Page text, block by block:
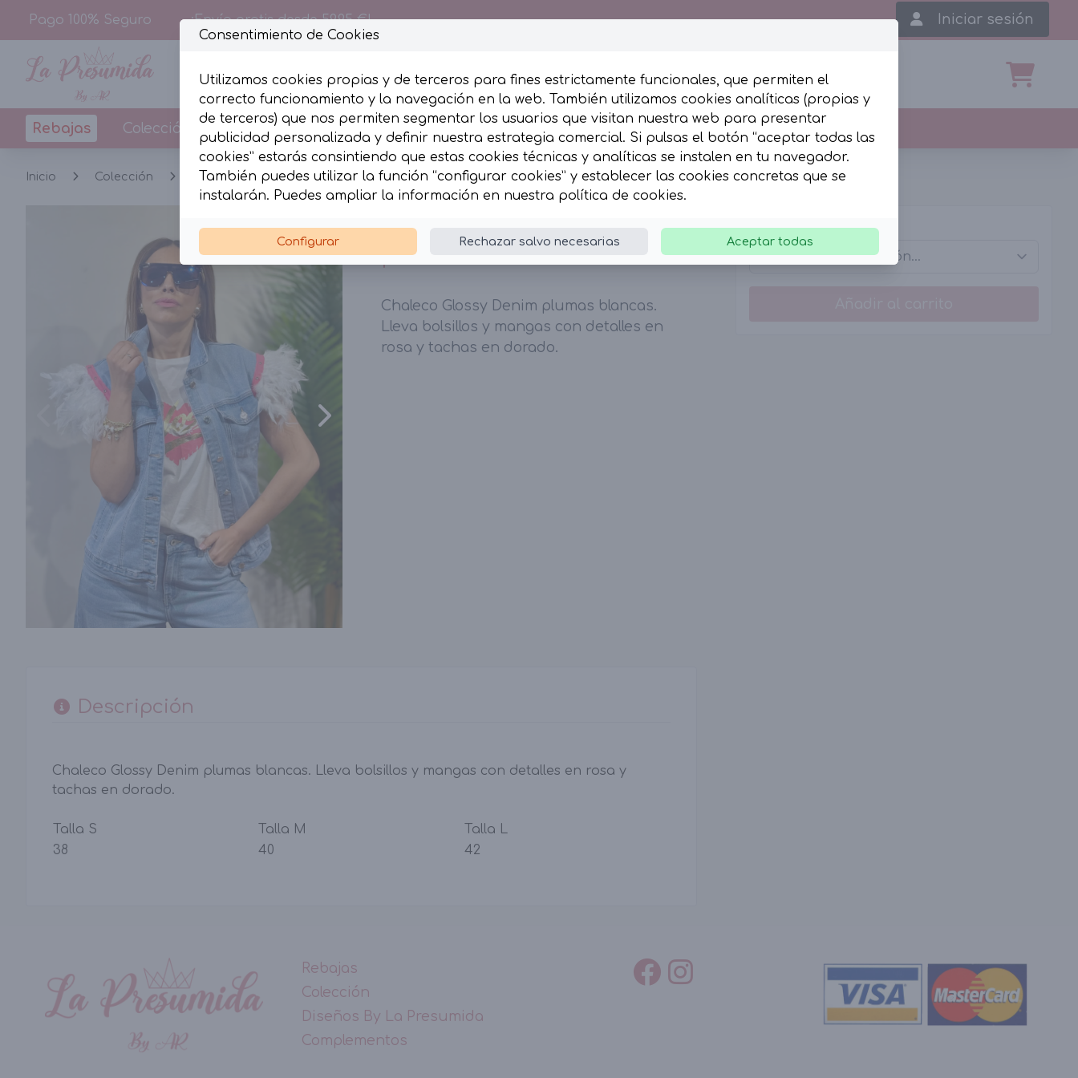
Pago 100% Seguro ¡Envío gratis desde 59,95 €! Iniciar sesión
Rebajas Colección Diseños By La Presumida Complementos
Inicio Colección Chalecos Chaleco Glossy Denim plumas
Chaleco Glossy Denim
plumas
Chaleco Glossy Denim plumas blancas.
Lleva bolsillos y mangas con detalles en
rosa y tachas en dorado.
Tallas
Descripción
Chaleco Glossy Denim plumas blancas. Lleva bolsillos y mangas con detalles en rosa y
tachas en dorado.
Talla S Talla M
Talla L
38
40 42
Rebajas
Colección
Diseños By La Presumida
Complementos
Consentimiento de Cookies
Utilizamos cookies propias y de terceros para fines estrictamente funcionales, que permiten el
correcto funcionamiento y la navegación en la web. También utilizamos cookies analíticas (propias y
de terceros) que nos permiten segmentar los usuarios que visitan nuestra web para presentar
publicidad personalizada y definir nuestra estrategia comercial. Si pulsas el botón “aceptar todas las
cookies” estarás consintiendo que estas cookies técnicas y analíticas se instalen en tu navegador.
También puedes utilizar la función “configurar cookies” y establecer las cookies concretas que se
instalarán. Puedes ampliar la información en nuestra política de cookies.
Configurar Rechazar salvo necesarias Aceptar todas